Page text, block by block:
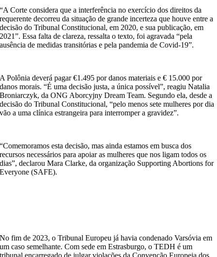
“A Corte considera que a interferência no exercício dos direitos da
requerente decorreu da situação de grande incerteza que houve entre a
decisão do Tribunal Constitucional, em 2020, e sua publicação, em
2021”. Essa falta de clareza, ressalta o texto, foi agravada “pela
ausência de medidas transitórias e pela pandemia de Covid-19”.
A Polônia deverá pagar €1.495 por danos materiais e € 15.000 por
danos morais. “É uma decisão justa, a única possível”, reagiu Natalia
Broniarczyk, da ONG Aborcyjny Dream Team. Segundo ela, desde a
decisão do Tribunal Constitucional, “pelo menos sete mulheres por dia
vão a uma clínica estrangeira para interromper a gravidez”.
“Comemoramos esta decisão, mas ainda estamos em busca dos
recursos necessários para apoiar as mulheres que nos ligam todos os
dias”, declarou Mara Clarke, da organização Supporting Abortions for
Everyone (SAFE).
No fim de 2023, o Tribunal Europeu já havia condenado Varsóvia em
um caso semelhante. Com sede em Estrasburgo, o TEDH é um
tribunal encarregado de julgar violações da Convenção Europeia dos